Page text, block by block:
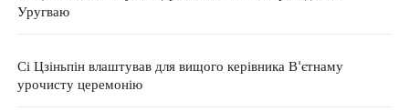
Уругваю
Сі Цзіньпін влаштував для вищого керівника В'єтнаму
урочисту церемонію